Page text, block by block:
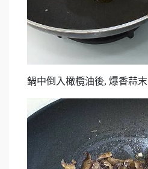
鍋中倒入橄欖油後, 爆香蒜末